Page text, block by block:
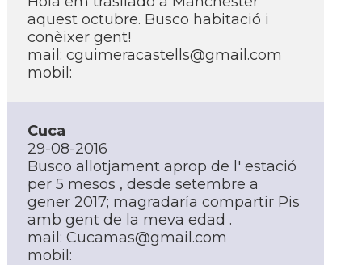
aquest octubre. Busco habitació i
conèixer gent!
mail: cguimeracastells@gmail.com
mobil:
Cuca
29-08-2016
Busco allotjament aprop de l' estació
per 5 mesos , desde setembre a
gener 2017; magradarí­a compartir Pis
amb gent de la meva edad .
mail: Cucamas@gmail.com
mobil: